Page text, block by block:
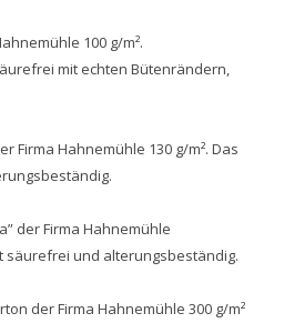
100 g/m².
mit echten Bütenrändern,
Firma Hahnemühle 130 g/m². Das
der Firma Hahnemühle
säurefrei und alterungsbeständig.
der Firma Hahnemühle 300 g/m²